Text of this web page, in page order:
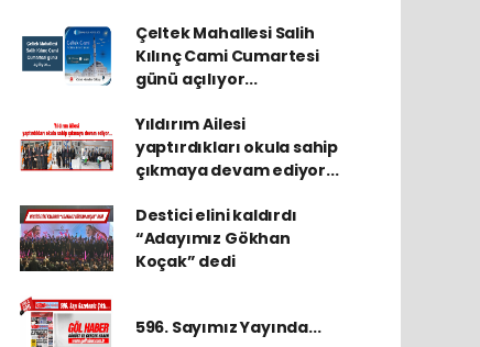
Çeltek Mahallesi Salih
Kılınç Cami Cumartesi
günü açılıyor...
Yıldırım Ailesi
yaptırdıkları okula sahip
çıkmaya devam ediyor...
Destici elini kaldırdı
“Adayımız Gökhan
Koçak” dedi
596. Sayımız Yayında...